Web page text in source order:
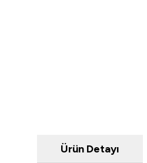
Ürün Detayı